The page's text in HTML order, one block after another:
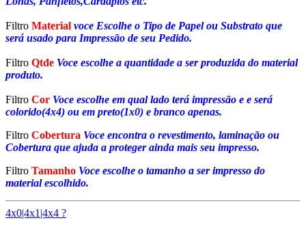
Filtro Material voce Escolhe o Tipo de Papel ou Substrato que
será usado para Impressão de seu Pedido.
Filtro Qtde Voce escolhe a quantidade a ser produzida do material
produto.
Filtro Cor Voce escolhe em qual lado terá impressão e e será
colorido(4x4) ou em preto(1x0) e branco apenas.
Filtro Cobertura Voce encontra o revestimento, laminação ou
Cobertura que ajuda a proteger ainda mais seu impresso.
Filtro Tamanho Voce escolhe o tamanho a ser impresso do
material escolhido.
4x0|4x1|4x4 ?